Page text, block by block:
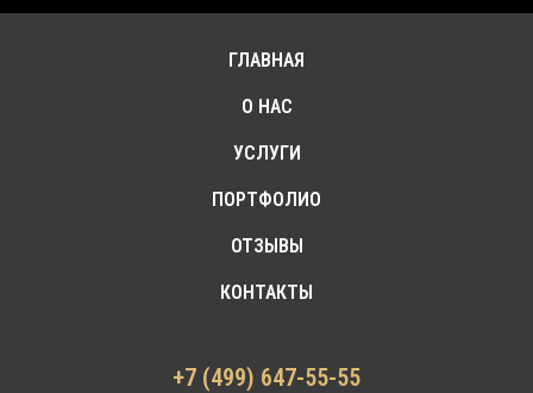
ГЛАВНАЯ
О НАС
УСЛУГИ
ПОРТФОЛИО
ОТЗЫВЫ
КОНТАКТЫ
+7 (499) 647-55-55